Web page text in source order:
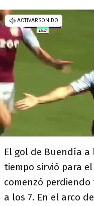
El gol de Buendía
tiempo sirvió para
comenzó
a los 7. En el arco